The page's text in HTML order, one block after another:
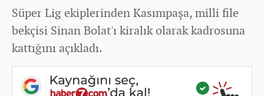
Süper Lig ekiplerinden Kasımpaşa, milli file
bekçisi Sinan Bolat'ı kiralık olarak kadrosuna
kattığını açıkladı.